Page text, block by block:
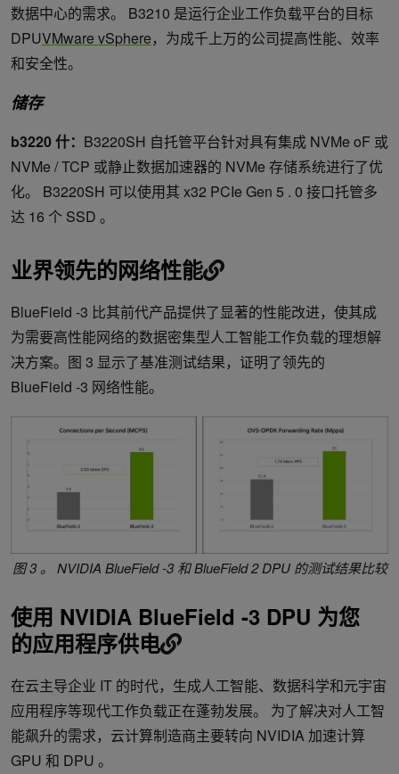
数据中心的需求。 B3210 是运行企业工作负载平台的目标
DPUVMware vSphere，为成千上万的公司提高性能、效率
和安全性。
储存
b3220 什： B3220SH 自托管平台针对具有集成 NVMe oF 或
NVMe / TCP 或静止数据加速器的 NVMe 存储系统进行了优
化。 B3220SH 可以使用其 x32 PCIe Gen 5 . 0 接口托管多
达 16 个 SSD 。
业界领先的网络性能
BlueField -3 比其前代产品提供了显著的性能改进，使其成
为需要高性能网络的数据密集型人工智能工作负载的理想解
决方案。图 3 显示了基准测试结果，证明了领先的
BlueField -3 网络性能。
图 3 。 NVIDIA BlueField -3 和 BlueField 2 DPU 的测试结果比较
使用 NVIDIA BlueField -3 DPU 为您
的应用程序供电
在云主导企业 IT 的时代，生成人工智能、数据科学和元宇宙
应用程序等现代工作负载正在蓬勃发展。​ 为了解决对人工智
能飙升的需求，云计算制造商主要转向 NVIDIA 加速计算
GPU 和 DPU 。​ ​